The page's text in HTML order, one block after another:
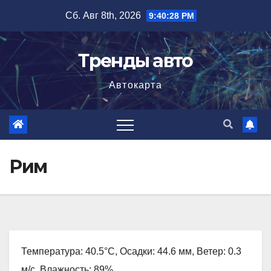
содержимому
Сб. Авг 8th, 2026 9:40:29 PM
Тренды авто
Автокарта
Рим
Температура: 40.5°C, Осадки: 44.6 мм, Ветер: 0.3